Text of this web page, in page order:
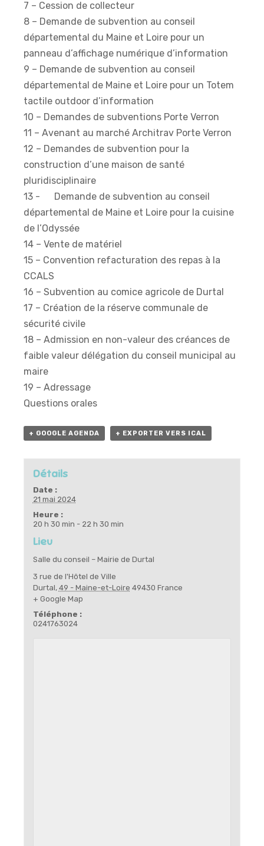
7 – Cession de collecteur
8 – Demande de subvention au conseil
départemental du Maine et Loire pour un
panneau d’affichage numérique d’information
9 – Demande de subvention au conseil
départemental de Maine et Loire pour un Totem
tactile outdoor d’information
10 – Demandes de subventions Porte Verron
11 – Avenant au marché Architrav Porte Verron
12 – Demandes de subvention pour la
construction d’une maison de santé
pluridisciplinaire
13 - Demande de subvention au conseil
départemental de Maine et Loire pour la cuisine
de l’Odyssée
14 – Vente de matériel
15 – Convention refacturation des repas à la
CCALS
16 – Subvention au comice agricole de Durtal
17 – Création de la réserve communale de
sécurité civile
18 – Admission en non-valeur des créances de
faible valeur délégation du conseil municipal au
maire
19 – Adressage
Questions orales
+ GOOGLE AGENDA + EXPORTER VERS ICAL
Détails
Date :
21 mai 2024
Heure :
20 h 30 min - 22 h 30 min
Lieu
Salle du conseil – Mairie de Durtal
3 rue de l'Hôtel de Ville
Durtal, 49 - Maine-et-Loire 49430 France
+ Google Map
Téléphone :
0241763024